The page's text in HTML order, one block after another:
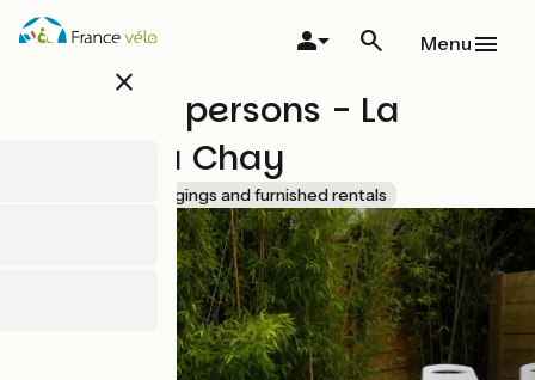
Overslaan
en
close
Menu
House 10 persons - La
Pointe du Chay
Lodgings and furnished rentals